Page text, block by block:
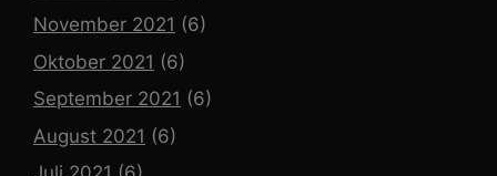
November 2021 (6)
Oktober 2021 (6)
September 2021 (6)
August 2021 (6)